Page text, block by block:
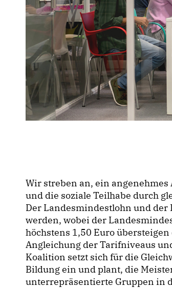
Wir streben an, ein
und die soziale Teilhabe durch
Der Landesmindestlohn und
werden, wobei der
höchstens 1,50 Euro
Angleichung der Tarifniveaus
Koalition setzt sich für die
Bildung ein und plant, die
unterrepräsentierte Gruppen in